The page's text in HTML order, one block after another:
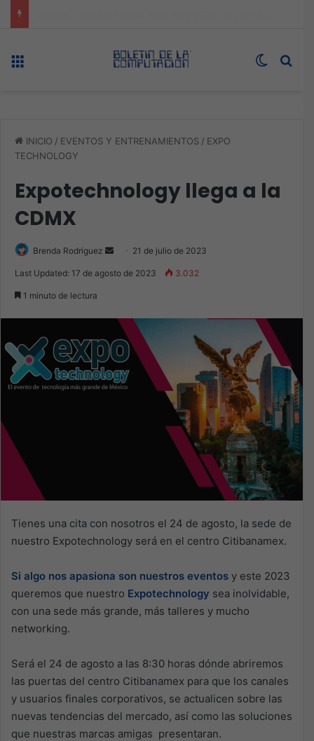
Switch
INICIO / EVENTOS Y ENTRENAMIENTOS / EXPO
TECHNOLOGY
Expotechnology llega a la
CDMX
Brenda Rodriguez
Send 21 de julio de 2023
Last Updated: 17 de agosto de 2023 3.032
1 minuto de lectura
Tienes una cita con nosotros el 24 de agosto, la sede de
nuestro Expotechnology será en el centro Citibanamex.
Si algo nos apasiona son nuestros eventos y este 2023
queremos que nuestro Expotechnology sea inolvidable,
con una sede más grande, más talleres y mucho
networking.
Será el 24 de agosto a las 8:30 horas dónde abriremos
las puertas del centro Citibanamex para que los canales
y usuarios finales corporativos, se actualicen sobre las
nuevas tendencias del mercado, así como las soluciones
que nuestras marcas amigas presentaran.